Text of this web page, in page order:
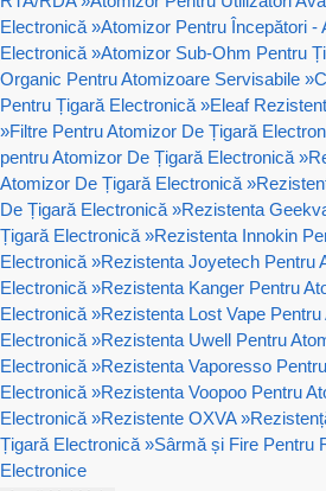
Electronică »Atomizor Pentru Începători -
Electronică »Atomizor Sub-Ohm Pentru
Organic Pentru Atomizoare Servisabile »
Pentru Țigară Electronică »Eleaf
»Filtre Pentru Atomizor De Țigară
pentru Atomizor De Țigară Electronică »
Atomizor De Țigară Electronică »
De Țigară Electronică »Rezistenta
Țigară Electronică »Rezistenta Innokin
Electronică »Rezistenta Joyetech Pentru
Electronică »Rezistenta Kanger Pentru
Electronică »Rezistenta Lost Vape
Electronică »Rezistenta Uwell Pentru
Electronică »Rezistenta Vaporesso
Electronică »Rezistenta Voopoo Pentru
Electronică »Rezistente OXVA »
Țigară Electronică »Sârmă și Fire Pentru
Electronice